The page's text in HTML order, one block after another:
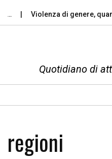
Violenza di genere,
Quotidiano di
regioni